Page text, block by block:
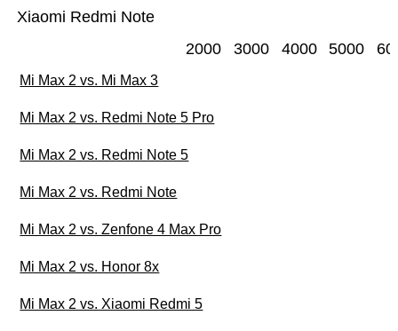
Xiaomi Redmi Note
2000 3000 4000 5000
Mi Max 2 vs. Mi Max 3
Mi Max 2 vs. Redmi Note 5 Pro
Mi Max 2 vs. Redmi Note 5
Mi Max 2 vs. Redmi Note
Mi Max 2 vs. Zenfone 4 Max Pro
Mi Max 2 vs. Honor 8x
Mi Max 2 vs. Xiaomi Redmi 5